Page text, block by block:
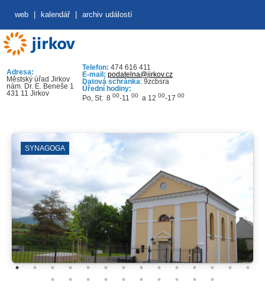
web kalendář archiv událostí
Adresa:
Městský úřad Jirkov
nám. Dr. E. Beneše 1
431 11 Jirkov
Telefon: 474 616 411
E-mail: podatelna@jirkov.cz
Datová schránka: 9zcbsra
Úřední hodiny:
Po, St: 8 00-11 00 a 12 00-17 00
SYNAGOGA